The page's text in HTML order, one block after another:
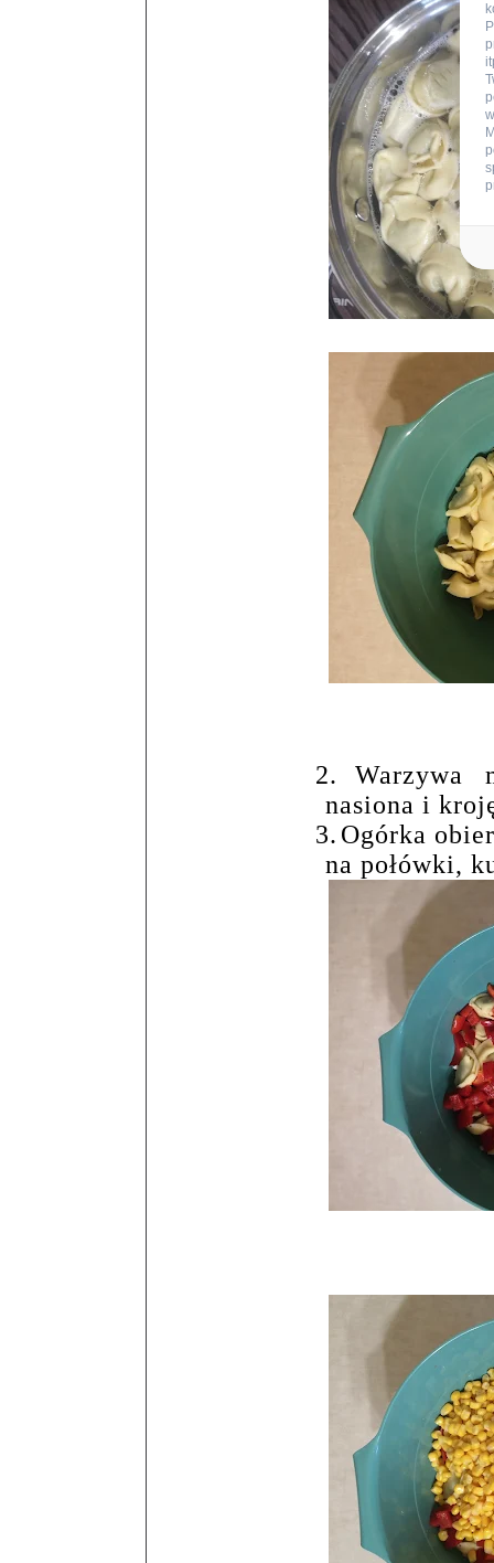
2.
Warzywa
nasiona i
3. Ogórka
na połówki,